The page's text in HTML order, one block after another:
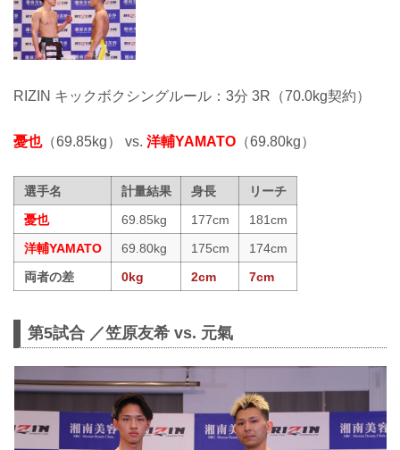
RIZIN キックボクシングルール：3分 3R（70.0kg契約）
憂也（69.85kg） vs. 洋輔YAMATO （69.80kg）
選手名 計量結果 身長
リーチ
憂也
69.85kg 177cm
181cm
洋輔YAMATO
69.80kg 175cm
174cm
両者の差
0kg 2cm 7cm
第5試合 ／笠原友希 vs. 元氣